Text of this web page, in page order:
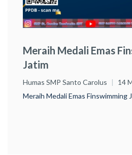
Meraih Medali Emas
Jatim
Humas SMP Santo Carolus
14
Meraih Medali Emas Finswimming